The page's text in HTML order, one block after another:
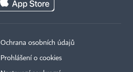
Ochrana osobních údajů
Prohlášení o cookies